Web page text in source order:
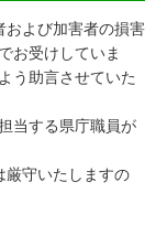
および加害者の損害
お受けしていま
う助言させていた
当する県庁職員が
厳守いたしますの